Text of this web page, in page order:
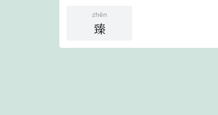
zhēn
臻